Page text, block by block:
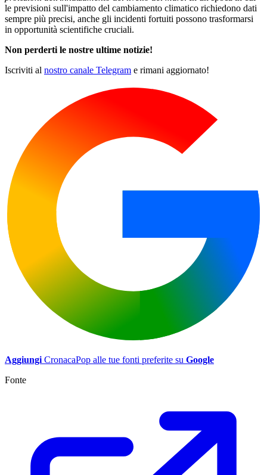
le previsioni sull'impatto del cambiamento climatico richiedono dati
sempre più precisi, anche gli incidenti fortuiti possono trasformarsi
in opportunità scientifiche cruciali.
Non perderti le nostre ultime notizie!
Iscriviti al nostro canale Telegram e rimani aggiornato!
Aggiungi CronacaPop alle tue fonti preferite su Google
Fonte